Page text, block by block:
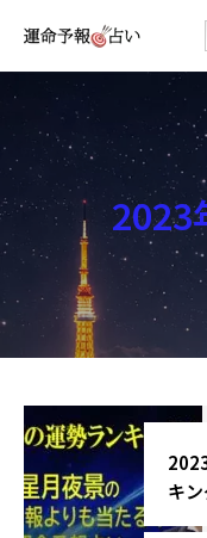
運命予報占い
運命予報占いとは
あなたの所属部屋を探
最恐の相性占い
秘伝公開！吉凶カレンダ
記事カテゴリー
ブログ
お知らせ
2023
キ